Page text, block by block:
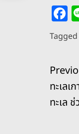
F
a
c
e
b
o
o
Tagged
แ
น
ทะเลเ
ทะเล